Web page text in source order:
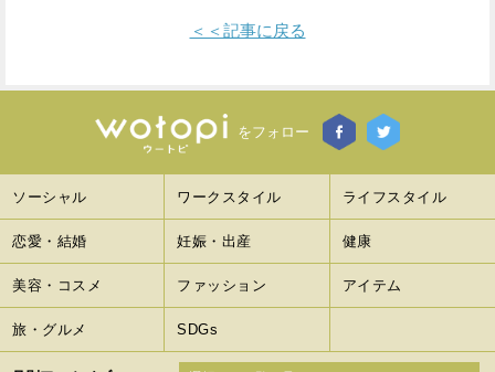
す す
＜＜記事に戻る
をフォロー
ソーシャル ワークスタイル ライフスタイル
恋愛・結婚 妊娠・出産 健康
美容・コスメ ファッション アイテム
旅・グルメ SDGs